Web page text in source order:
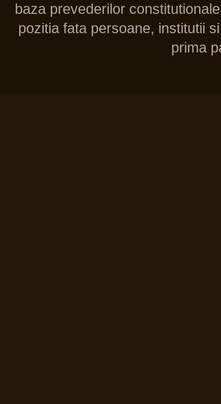
baza prevederilor
pozitia fata persoane, institutii
prima